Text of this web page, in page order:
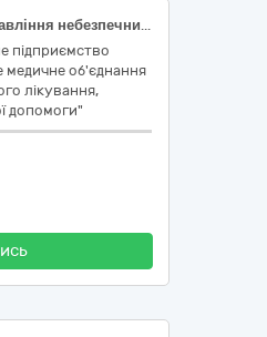
Послуги з організації управління небезпечними відходами: комплекс операцій збирання та з подальшим обробленням небезпечних відходів, перевезення та знищення наркотичних засобів, психотропних речовин
підприємство
медичне об'єднання
лікування,
допомоги"